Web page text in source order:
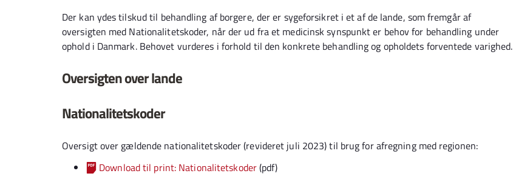
Der kan ydes tilskud til behandling af borgere, der er sygeforsikret i et af de lande, som fremgår af
oversigten med Nationalitetskoder, når der ud fra et medicinsk synspunkt er behov for behandling under
ophold i Danmark. Behovet vurderes i forhold til den konkrete behandling og opholdets forventede varighed.
Oversigten over lande
Nationalitetskoder
Oversigt over gældende nationalitetskoder (revideret juli 2023) til brug for afregning med regionen:
Download til print: Nationalitetskoder(pdf)